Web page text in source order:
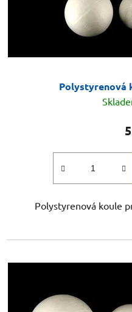
Polystyrenová
Polystyrenová koule